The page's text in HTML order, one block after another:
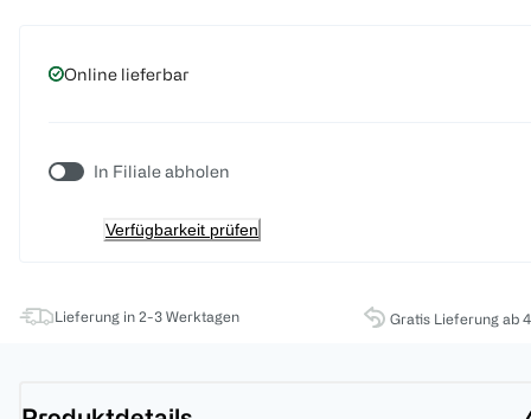
Online lieferbar
In Filiale abholen
Verfügbarkeit prüfen
Lieferung in 2-3 Werktagen Gratis Lieferung ab